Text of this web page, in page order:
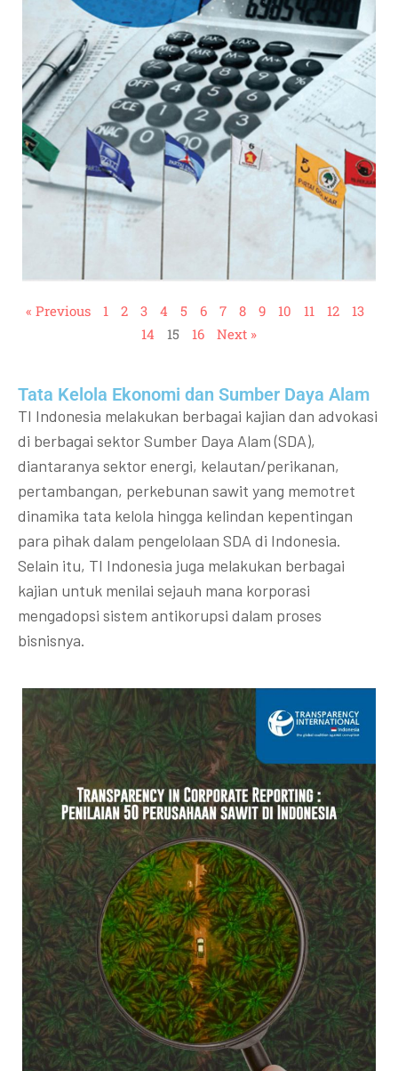
« Previous 1 2 3 4 5 6 7 8 9 10 11 12
13
14
15 16 Next »
Tata Kelola Ekonomi dan Sumber Daya Alam
TI Indonesia melakukan berbagai kajian dan advokasi
di berbagai sektor Sumber Daya Alam (SDA),
diantaranya sektor energi, kelautan/perikanan,
pertambangan, perkebunan sawit yang memotret
dinamika tata kelola hingga kelindan kepentingan
para pihak dalam pengelolaan SDA di Indonesia.
Selain itu, TI Indonesia juga melakukan berbagai
kajian untuk menilai sejauh mana korporasi
mengadopsi sistem antikorupsi dalam proses
bisnisnya.